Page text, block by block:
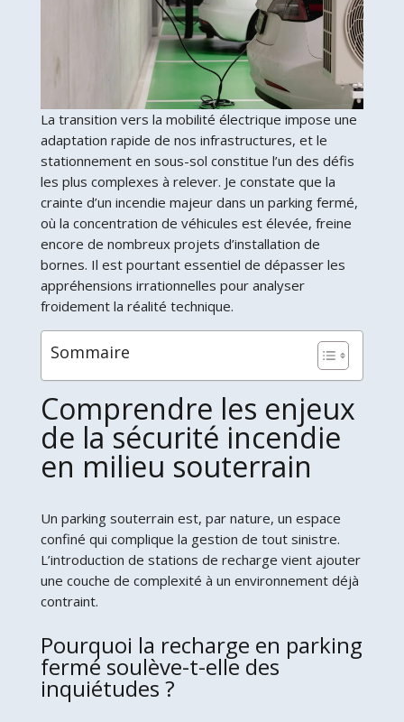
La transition vers la mobilité électrique impose une
adaptation rapide de nos infrastructures, et le
stationnement en sous-sol constitue l’un des défis
les plus complexes à relever. Je constate que la
crainte d’un incendie majeur dans un parking fermé,
où la concentration de véhicules est élevée, freine
encore de nombreux projets d’installation de
bornes. Il est pourtant essentiel de dépasser les
appréhensions irrationnelles pour analyser
froidement la réalité technique.
Sommaire
Comprendre les enjeux
de la sécurité incendie
en milieu souterrain
Un parking souterrain est, par nature, un espace
confiné qui complique la gestion de tout sinistre.
L’introduction de stations de recharge vient ajouter
une couche de complexité à un environnement déjà
contraint.
Pourquoi la recharge en parking
fermé soulève-t-elle des
inquiétudes ?